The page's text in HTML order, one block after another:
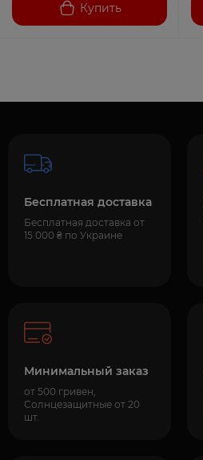
Купить
Бесплатная доставка
Бесплатная доставка от
15 000 ₴ по Украине
Минимальный заказ
от 500 гривен,
Солнцезащитные от 20
шт.